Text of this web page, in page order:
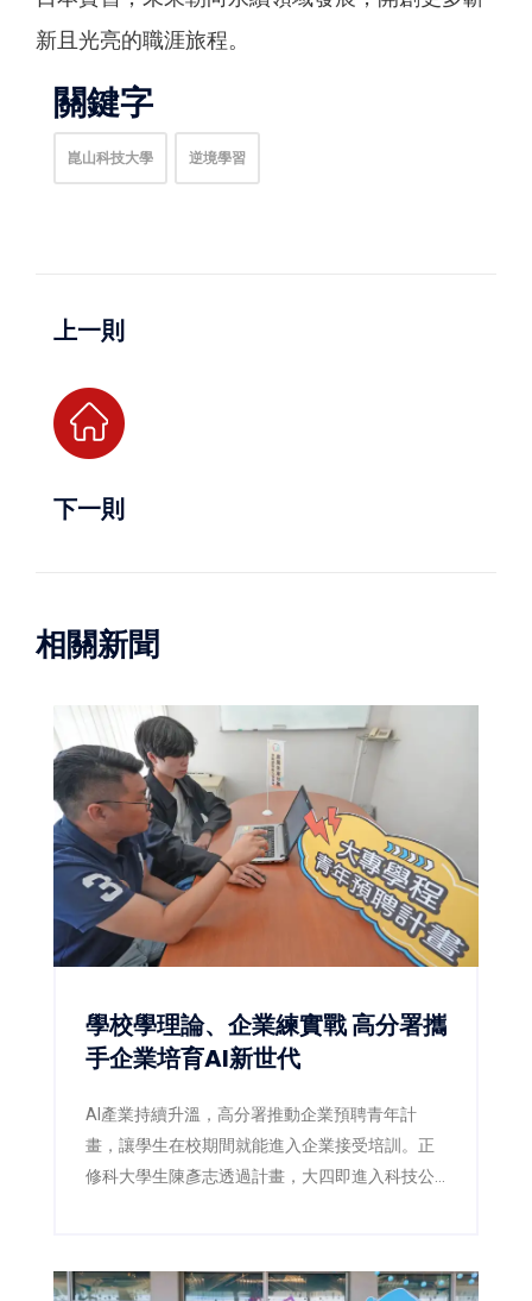
新且光亮的職涯旅程。
關鍵字
崑山科技大學 逆境學習
上一則
下一則
相關新聞
學校學理論、企業練實戰 高分署攜
手企業培育AI新世代
AI產業持續升溫，高分署推動企業預聘青年計
畫，讓學生在校期間就能進入企業接受培訓。正
修科大學生陳彥志透過計畫，大四即進入科技公